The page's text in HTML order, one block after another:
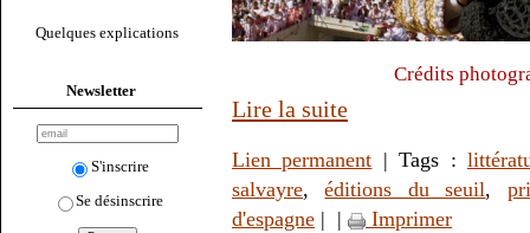
Quelques explications
Newsletter
S'inscrire
Se désinscrire
Crédits
Lire la suite
Lien permanent | Tags :
salvayre,éditions du seuil,
d'espagne | | Imprimer